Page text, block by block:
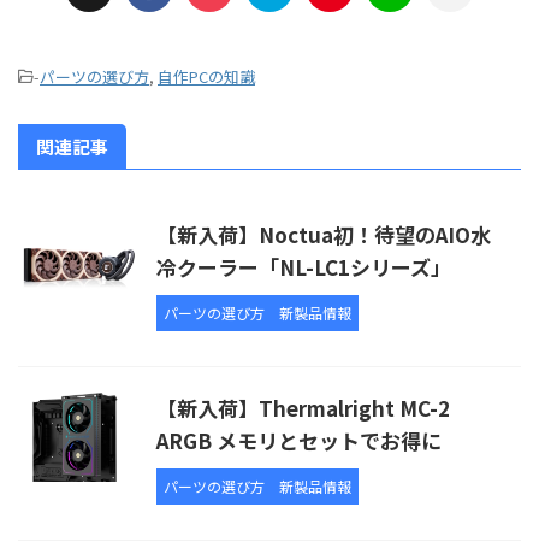
-パーツの選び方, 自作PCの知識
関連記事
【新入荷】Noctua初！待望のAIO水
冷クーラー「NL-LC1シリーズ」
パーツの選び方 新製品情報
【新入荷】Thermalright MC-2
ARGB メモリとセットでお得に
パーツの選び方 新製品情報